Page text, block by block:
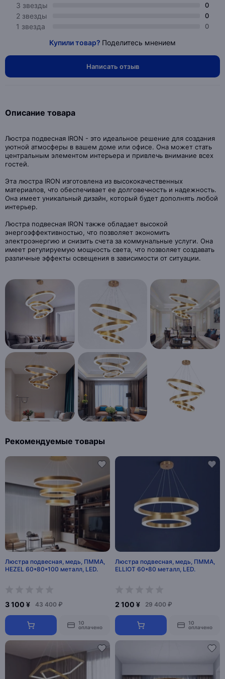
3 звезды 0
2 звезды 0
1 звезда 0
Купили товар? Поделитесь мнением
Написать отзыв
Описание товара
Люстра подвесная IRON - это идеальное решение для создания
уютной атмосферы в вашем доме или офисе. Она может стать
центральным элементом интерьера и привлечь внимание всех
гостей.
Эта люстра IRON изготовлена из высококачественных
материалов, что обеспечивает ее долговечность и надежность.
Она имеет уникальный дизайн, который будет дополнять любой
интерьер.
Люстра подвесная IRON также обладает высокой
энергоэффективностью, что позволяет экономить
электроэнергию и снизить счета за коммунальные услуги. Она
имеет регулируемую мощность света, что позволяет создавать
различные эффекты освещения в зависимости от ситуации.
Рекомендуемые товары
Люстра подвесная, медь, ПММА,
HEZEL 60*80*100 металл, LED.
3 100 ¥ 43 400 ₽
10
оплачено
Люстра подвесная, медь, ПММА,
ELLIOT 60*80 металл, LED.
2 100 ¥ 29 400 ₽
10
оплачено